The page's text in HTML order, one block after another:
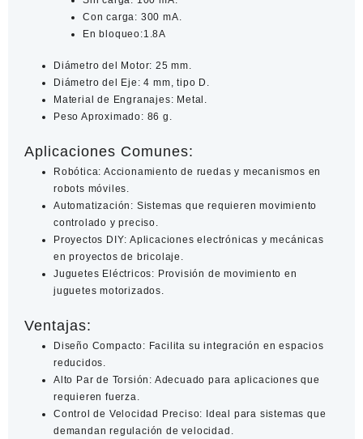
Con carga: 300 mA.
En bloqueo:1.8A
Diámetro del Motor: 25 mm.
Diámetro del Eje : 4 mm, tipo D.
Material de Engranajes: Metal.
Peso Aproximado: 86 g.
Aplicaciones Comunes:
Robótica: Accionamiento de ruedas y mecanismos en
robots móviles.
Automatización : Sistemas que requieren movimiento
controlado y preciso.
Proyectos DIY: Aplicaciones electrónicas y mecánicas
en proyectos de bricolaje.
Juguetes Eléctricos: Provisión de movimiento en
juguetes motorizados.
Ventajas:
Diseño Compacto: Facilita su integración en espacios
reducidos.
Alto Par de Torsión : Adecuado para aplicaciones que
requieren fuerza.
Control de Velocidad Preciso: Ideal para sistemas que
demandan regulación de velocidad.